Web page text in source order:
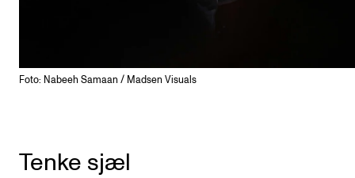
Foto: Nabeeh Samaan / Madsen Visuals
Tenke sjæl